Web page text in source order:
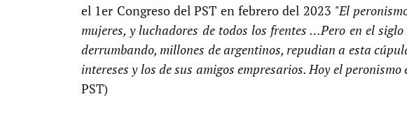
el 1er Congreso del PST en febrero del 2023 "El
mujeres, y luchadores de todos los frentes …Pero en el
derrumbando, millones de argentinos, repudian a esta
intereses y los de sus amigos empresarios. Hoy el peronismo
PST)